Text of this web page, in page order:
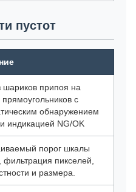
пустот
шариков припоя на
прямоугольников с
обнаружением
и индикацией NG/OK
порог шкалы
фильтрация пикселей,
и размера.